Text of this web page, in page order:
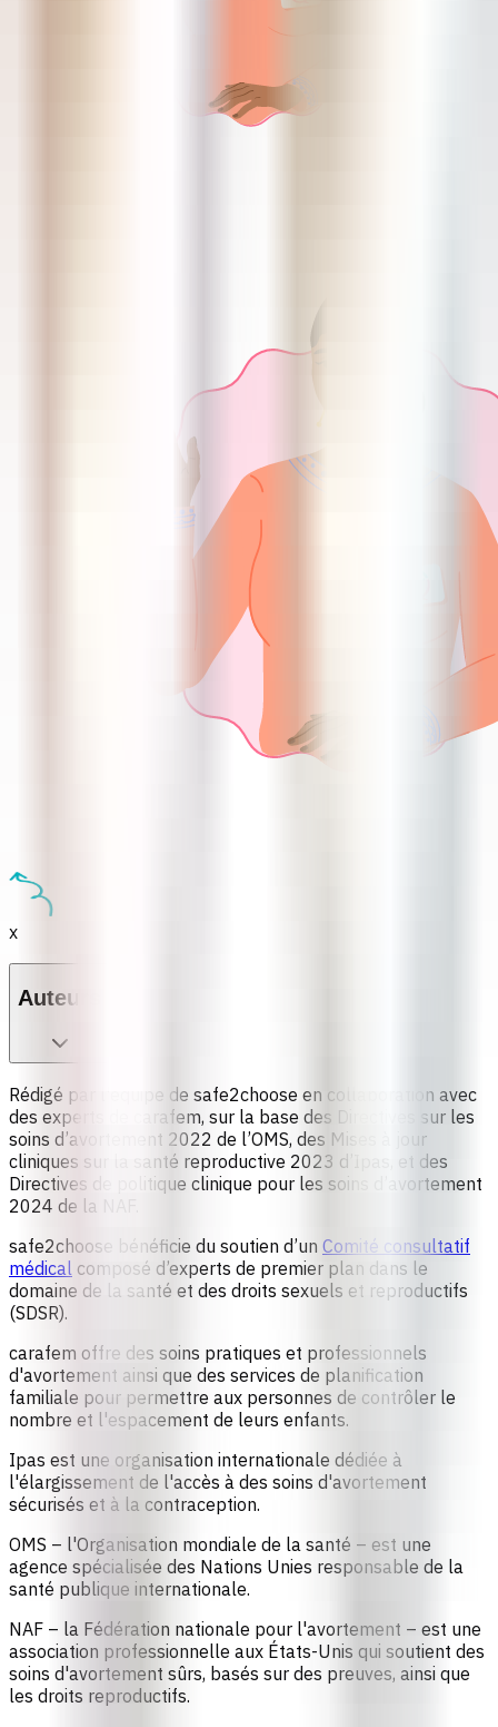
x
Auteurs
Rédigé par l'équipe de safe2choose en collaboration avec
des experts de carafem, sur la base des Directives sur les
soins d’avortement 2022 de l’OMS, des Mises à jour
cliniques sur la santé reproductive 2023 d’Ipas, et des
Directives de politique clinique pour les soins d’avortement
2024 de la NAF.
safe2choose bénéficie du soutien d’un Comité consultatif
médical composé d’experts de premier plan dans le
domaine de la santé et des droits sexuels et reproductifs
(SDSR).
carafem offre des soins pratiques et professionnels
d'avortement ainsi que des services de planification
familiale pour permettre aux personnes de contrôler le
nombre et l'espacement de leurs enfants.
Ipas est une organisation internationale dédiée à
l'élargissement de l'accès à des soins d'avortement
sécurisés et à la contraception.
OMS – l'Organisation mondiale de la santé – est une
agence spécialisée des Nations Unies responsable de la
santé publique internationale.
NAF – la Fédération nationale pour l'avortement – est une
association professionnelle aux États-Unis qui soutient des
soins d'avortement sûrs, basés sur des preuves, ainsi que
les droits reproductifs.